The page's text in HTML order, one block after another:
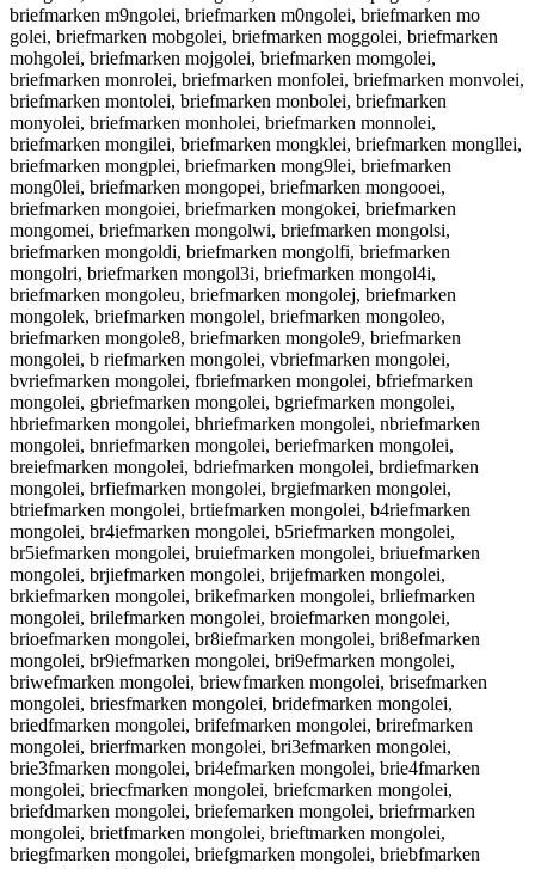
briefmarken m9ngolei, briefmarken m0ngolei, briefmarken mo
golei, briefmarken mobgolei, briefmarken moggolei, briefmarken
mohgolei, briefmarken mojgolei, briefmarken momgolei,
briefmarken monrolei, briefmarken monfolei, briefmarken monvolei,
briefmarken montolei, briefmarken monbolei, briefmarken
monyolei, briefmarken monholei, briefmarken monnolei,
briefmarken mongilei, briefmarken mongklei, briefmarken mongllei,
briefmarken mongplei, briefmarken mong9lei, briefmarken
mong0lei, briefmarken mongopei, briefmarken mongooei,
briefmarken mongoiei, briefmarken mongokei, briefmarken
mongomei, briefmarken mongolwi, briefmarken mongolsi,
briefmarken mongoldi, briefmarken mongolfi, briefmarken
mongolri, briefmarken mongol3i, briefmarken mongol4i,
briefmarken mongoleu, briefmarken mongolej, briefmarken
mongolek, briefmarken mongolel, briefmarken mongoleo,
briefmarken mongole8, briefmarken mongole9, briefmarken
mongolei, b riefmarken mongolei, vbriefmarken mongolei,
bvriefmarken mongolei, fbriefmarken mongolei, bfriefmarken
mongolei, gbriefmarken mongolei, bgriefmarken mongolei,
hbriefmarken mongolei, bhriefmarken mongolei, nbriefmarken
mongolei, bnriefmarken mongolei, beriefmarken mongolei,
breiefmarken mongolei, bdriefmarken mongolei, brdiefmarken
mongolei, brfiefmarken mongolei, brgiefmarken mongolei,
btriefmarken mongolei, brtiefmarken mongolei, b4riefmarken
mongolei, br4iefmarken mongolei, b5riefmarken mongolei,
br5iefmarken mongolei, bruiefmarken mongolei, briuefmarken
mongolei, brjiefmarken mongolei, brijefmarken mongolei,
brkiefmarken mongolei, brikefmarken mongolei, brliefmarken
mongolei, brilefmarken mongolei, broiefmarken mongolei,
brioefmarken mongolei, br8iefmarken mongolei, bri8efmarken
mongolei, br9iefmarken mongolei, bri9efmarken mongolei,
briwefmarken mongolei, briewfmarken mongolei, brisefmarken
mongolei, briesfmarken mongolei, bridefmarken mongolei,
briedfmarken mongolei, brifefmarken mongolei, brirefmarken
mongolei, brierfmarken mongolei, bri3efmarken mongolei,
brie3fmarken mongolei, bri4efmarken mongolei, brie4fmarken
mongolei, briecfmarken mongolei, briefcmarken mongolei,
briefdmarken mongolei, briefemarken mongolei, briefrmarken
mongolei, brietfmarken mongolei, brieftmarken mongolei,
briegfmarken mongolei, briefgmarken mongolei, briebfmarken